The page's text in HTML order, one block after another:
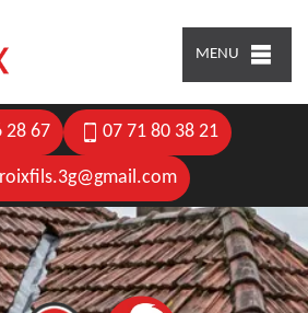
MENU
28 67 07 71 80 38 21